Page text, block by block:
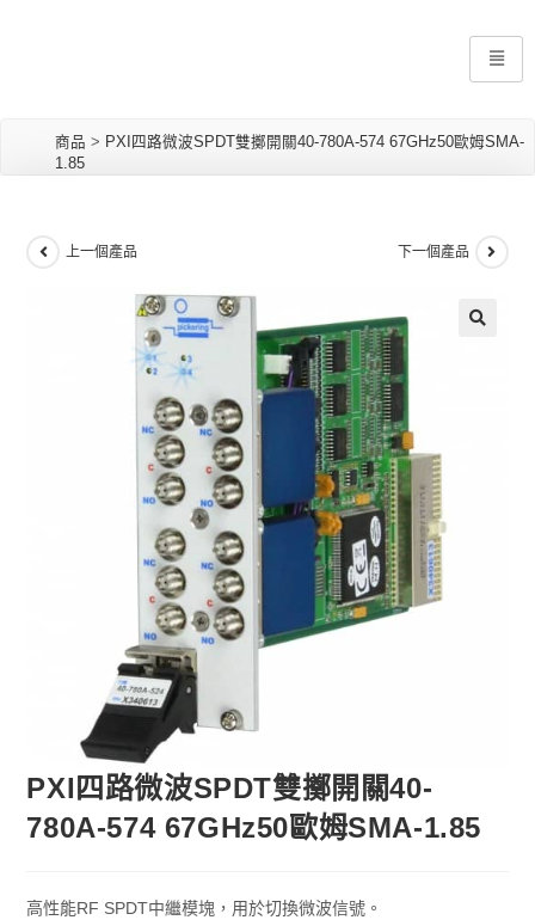
商品 > PXI四路微波SPDT雙擲開關40-780A-574 67GHz50歐姆SMA-
1.85
上一個產品 下一個產品
PXI四路微波SPDT雙擲開關40-
780A-574 67GHz50歐姆SMA-1.85
高性能RF SPDT中繼模塊，用於切換微波信號。